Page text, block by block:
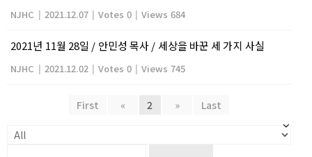
NJHC | 2021.12.07 | Votes 0 | Views 684
2021년 11월 28일 / 안민성 목사 / 세상을 바꾼 세 가지 사실
NJHC | 2021.12.02 | Votes 0 | Views 745
First « 2 » Last